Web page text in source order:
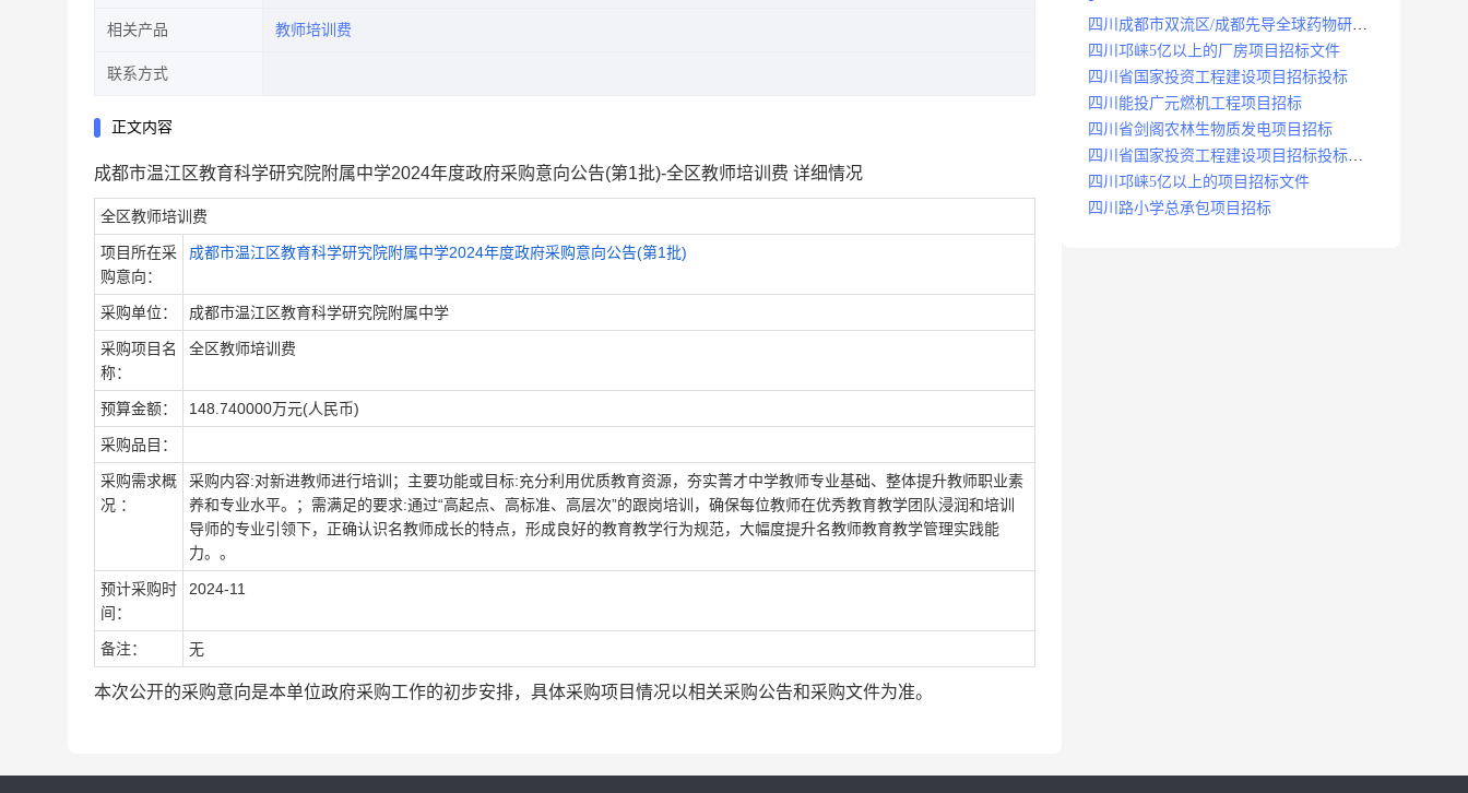
相关产品 教师培训费
联系方式
正文内容
成都市温江区教育科学研究院附属中学2024年度政府采购意向公告(第1批)-全区教师培训费 详细情况
全区教师培训费
项目所在采
购意向：
成都市温江区教育科学研究院附属中学2024年度政府采购意向公告(第1批)
采购单位： 成都市温江区教育科学研究院附属中学
采购项目名
称：
全区教师培训费
预算金额： 148.740000万元(人民币)
采购品目：
采购需求概
况 ：
采购内容:对新进教师进行培训；主要功能或目标:充分利用优质教育资源，夯实菁才中学教师专业基础、整体提升教师职业素
养和专业水平。；需满足的要求:通过“高起点、高标准、高层次”的跟岗培训，确保每位教师在优秀教育教学团队浸润和培训
导师的专业引领下，正确认识名教师成长的特点，形成良好的教育教学行为规范，大幅度提升名教师教育教学管理实践能
力。。
预计采购时
间：
2024-11
备注： 无
本次公开的采购意向是本单位政府采购工作的初步安排，具体采购项目情况以相关采购公告和采购文件为准。
四川成都市双流区/成都先导全球药物研发
生产基地(一期)(dj)项目招标标段
四川邛崃5亿以上的厂房项目招标文件
四川省国家投资工程建设项目招标投标
四川能投广元燃机工程项目招标
四川省剑阁农林生物质发电项目招标
四川省国家投资工程建设项目招标投标
2008年版
四川邛崃5亿以上的项目招标文件
四川路小学总承包项目招标